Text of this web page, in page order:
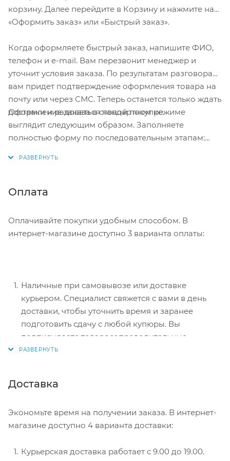
возможности.
Голосовое сопровождение : Да
Регулировка чувствительности : Да (В Блоке)
корзину. Далее перейдите в Корзину и нажмите на
«Оформить заказ» или «Быстрый заказ».
Когда оформляете быстрый заказ, напишите ФИО,
телефон и e-mail. Вам перезвонит менеджер и
уточнит условия заказа. По результатам разговора
вам придет подтверждение оформления товара на
почту или через СМС. Теперь останется только ждать
доставки и радоваться новой покупке.
Оформление заказа в стандартном режиме
выглядит следующим образом. Заполняете
полностью форму по последовательным этапам:
Нажмите кнопку «Оформить заказ».
Оплата
Оплачивайте покупки удобным способом. В
интернет-магазине доступно 3 варианта оплаты:
Наличные при самовывозе или доставке
курьером. Специалист свяжется с вами в день
доставки, чтобы уточнить время и заранее
подготовить сдачу с любой купюры. Вы
подписываете товаросопроводительные
документы, вносите денежные средства,
перенаправит вас на сервер системы ASSIST.
Здесь нужно ввести номер карты, срок действия
Доставка
Экономьте время на получении заказа. В интернет-
магазине доступно 4 варианта доставки:
Курьерская доставка работает с 9.00 до 19.00.